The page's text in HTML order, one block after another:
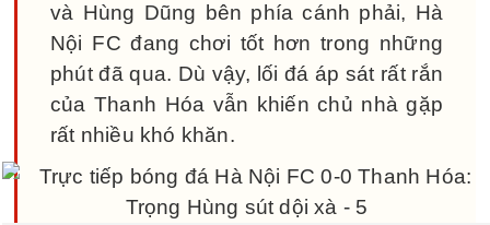
và Hùng Dũng bên phía cánh phải, Hà
Nội FC đang chơi tốt hơn trong những
phút đã qua. Dù vậy, lối đá áp sát rất rắn
của Thanh Hóa vẫn khiến chủ nhà gặp
rất nhiều khó khăn.